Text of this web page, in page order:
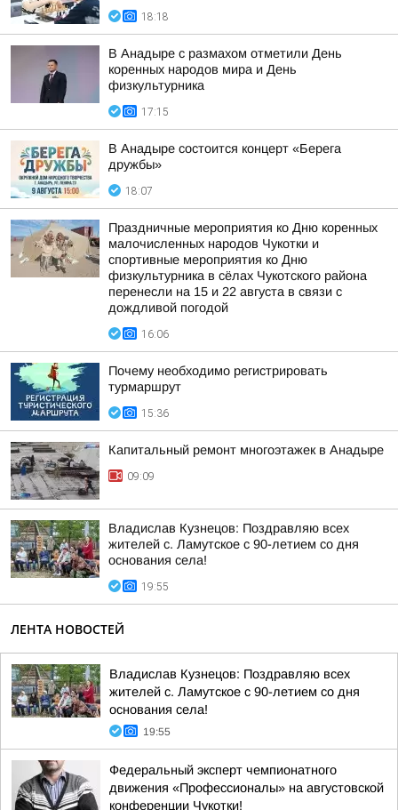
18:18
В Анадыре с размахом отметили День
коренных народов мира и День
физкультурника
17:15
В Анадыре состоится концерт «Берега
дружбы»
18:07
Праздничные мероприятия ко Дню коренных
малочисленных народов Чукотки и
спортивные мероприятия ко Дню
физкультурника в сёлах Чукотского района
перенесли на 15 и 22 августа в связи с
дождливой погодой
16:06
Почему необходимо регистрировать
турмаршрут
15:36
Капитальный ремонт многоэтажек в Анадыре
09:09
Владислав Кузнецов: Поздравляю всех
жителей с. Ламутское с 90-летием со дня
основания села!
19:55
ЛЕНТА НОВОСТЕЙ
Владислав Кузнецов: Поздравляю всех
жителей с. Ламутское с 90-летием со дня
основания села!
19:55
Федеральный эксперт чемпионатного
движения «Профессионалы» на августовской
конференции Чукотки!